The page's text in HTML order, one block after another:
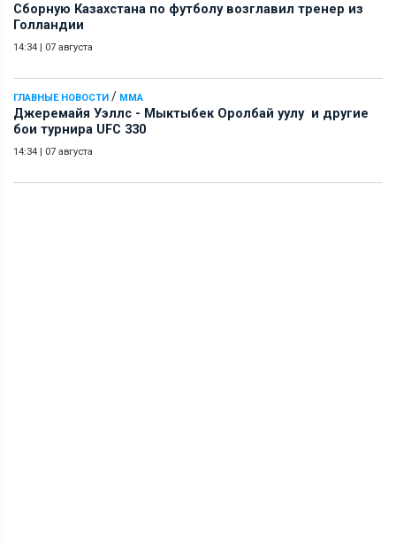
Сборную Казахстана по футболу возглавил тренер из
Голландии
14:34 | 07 августа
ГЛАВНЫЕ НОВОСТИ / ММА
Джеремайя Уэллс - Мыктыбек Оролбай уулу и другие
бои турнира UFC 330
14:34 | 07 августа